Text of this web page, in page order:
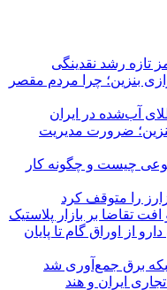
تازه رشد نقدینگی
بنزین؛ چرا مردم مقصر
آب‌شده در ایران
لیتری بنزین؛ ضرورت مدیریت
چیست و چگونه کار
تقاضا بر بازار پلاستیک
از اوراق گام تا پایان
ایران و هند